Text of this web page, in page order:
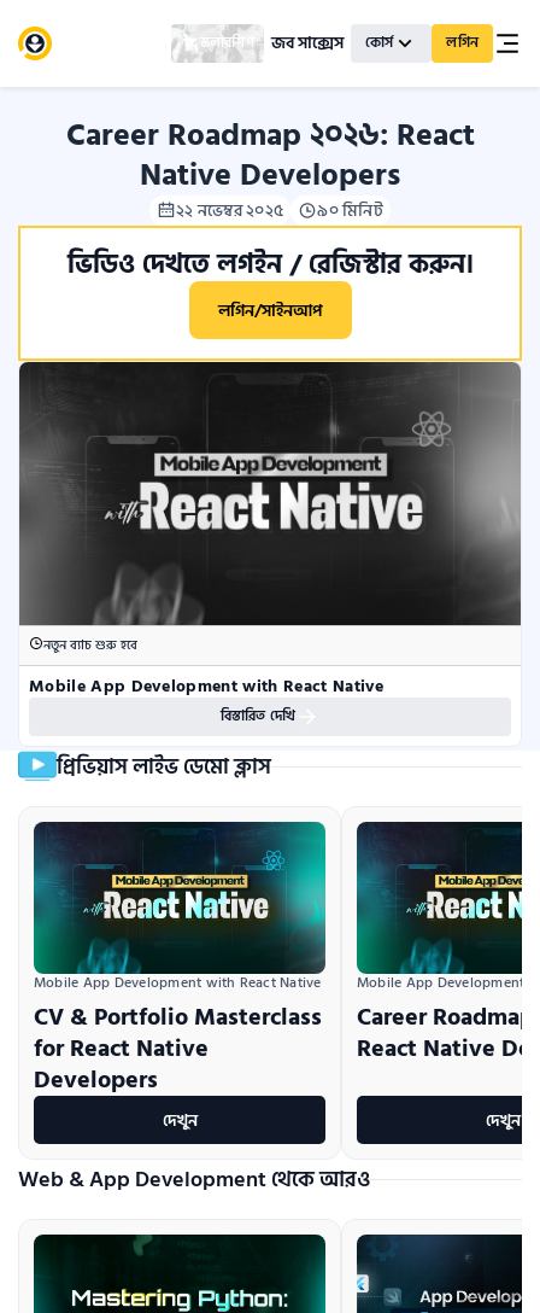
স্কলারশিপ জব সাক্সেস কোর্স লগিন
Career Roadmap ২০২৬: React
Native Developers
২২ নভেম্বর ২০২৫ ৯০ মিনিট
ভিডিও দেখতে লগইন / রেজিস্টার করুন।
লগিন/সাইনআপ
নতুন ব্যাচ শুরু হবে
Mobile App Development with React Native
বিস্তারিত দেখি
প্রিভিয়াস লাইভ ডেমো ক্লাস
Mobile App Development with React Native
CV & Portfolio Masterclass
for React Native
Developers
দেখুন
Mobile App Development
Career
React Native
দেখুন
Web & App Development থেকে আরও